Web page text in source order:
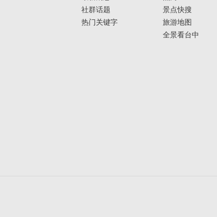
社群话题
热门关键字
景点快搜
旅游地图
全景看台中